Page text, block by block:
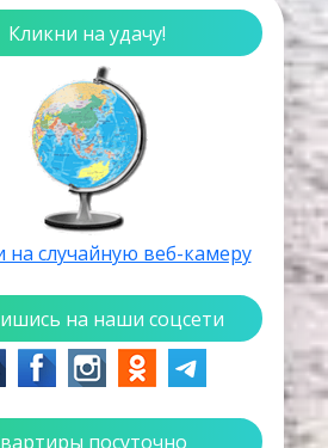
Кликни на удачу!
на случайную веб-камеру
на наши соцсети
посуточно